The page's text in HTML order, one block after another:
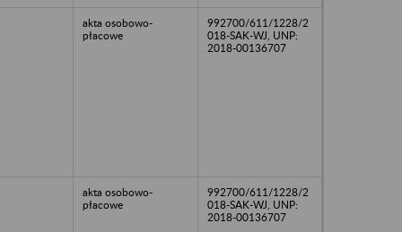
akta osobowo-
płacowe
992700/611/1228/2
018-SAK-WJ, UNP:
2018-00136707
akta osobowo-
płacowe
992700/611/1228/2
018-SAK-WJ, UNP:
2018-00136707